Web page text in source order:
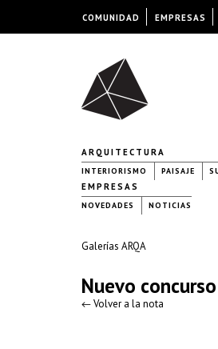
ARQUITECTURA
INTERIORISMO PAISAJE
EMPRESAS
NOVEDADES NOTICIAS
Galerías ARQA
Nuevo
← Volver a la nota
COMUNIDAD EMPRESAS